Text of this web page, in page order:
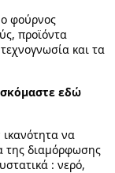
φούρνος
προϊόντα
και τα
εδώ
να
της διαμόρφωσης
: νερό,